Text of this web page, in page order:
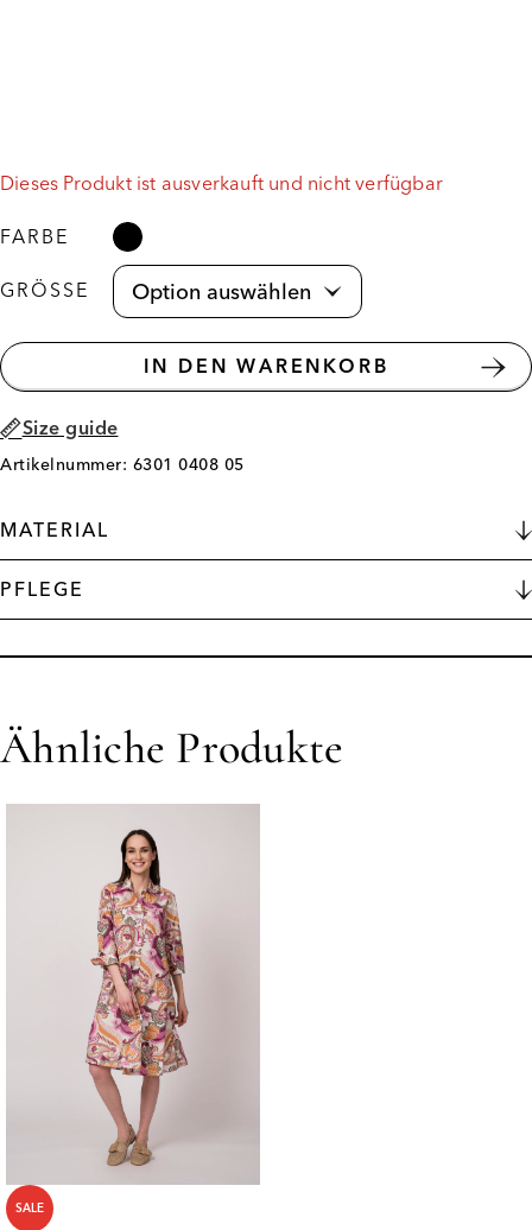
Dieses Produkt ist ausverkauft und nicht verfügbar
FARBE
GRÖSSE
IN DEN WARENKORB
Size guide
Artikelnummer: 6301 0408 05
MATERIAL
PFLEGE
Ähnliche Produkte
SALE